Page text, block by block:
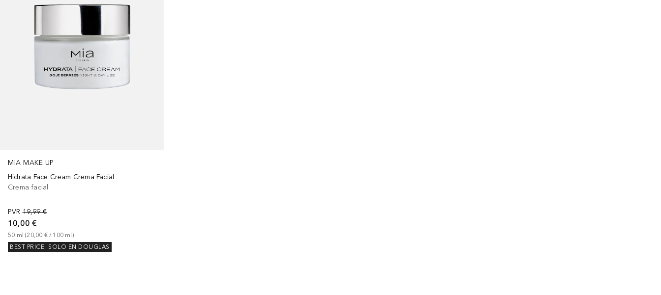
MIA MAKE UP
Hidrata Face Cream Crema Facial
Crema facial
PVR 19,99 €
10,00 €
50 ml (20,00 € / 100 ml )
BEST PRICE
SOLO EN DOUGLAS